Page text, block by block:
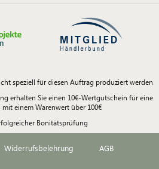
speziell für diesen Auftrag produziert werden
erhalten Sie einen 10€-Wertgutschein für eine
mit einem Warenwert über 100€
Bonitätsprüfung
Widerrufsbelehrung AGB